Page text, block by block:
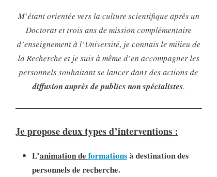
M’étant orientée vers la culture scientifique après un
Doctorat et trois ans de mission complémentaire
d’enseignement à l’Université, je connais le milieu de
la Recherche et je suis à même d’en accompagner les
personnels souhaitant se lancer dans des actions de
diffusion auprès de publics non spécialistes.
Je propose deux types d’interventions :
L’animation de formations à destination des
personnels de recherche.